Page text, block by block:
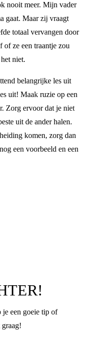
nooit meer. Mijn vader
gaat. Maar zij vraagt
totaal vervangen door
of ze een traantje zou
niet.
belangrijke les uit
uit! Maak ruzie op een
Zorg ervoor dat je niet
uit de ander halen.
komen, zorg dan
een voorbeeld en een
een goeie tip of